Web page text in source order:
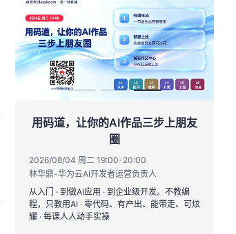
华为云码道Skill实战与极速交付，
智能开发全链路实战
2026/07/22 周三 19:00-21:00
直播深度解读华为云码道6月产品新特性，从S
kill市场安装专家技能，带你零距离体验从需
求，开发，审查，重构全链路闭环的开发过